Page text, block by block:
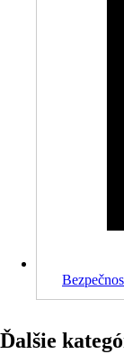
Ďalšie